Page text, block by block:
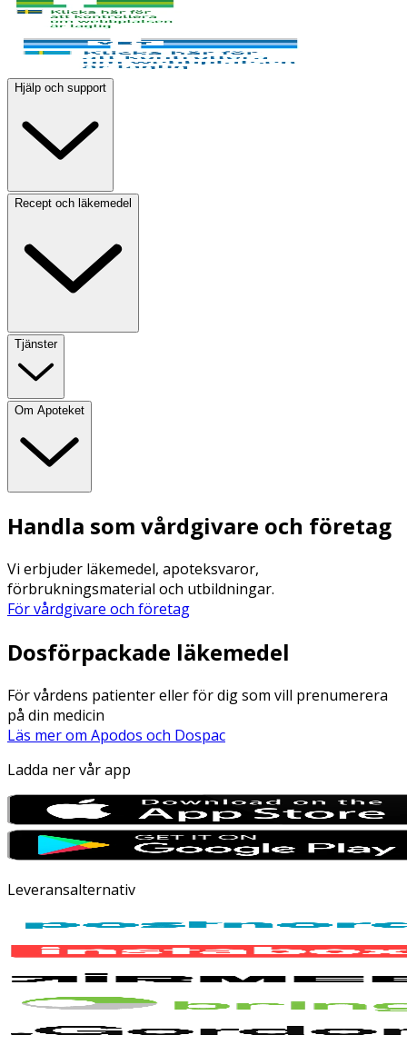
Hjälp och support
Recept och läkemedel
Tjänster
Om Apoteket
Handla som vårdgivare och företag
Vi erbjuder läkemedel, apoteksvaror,
förbrukningsmaterial och utbildningar.
För vårdgivare och företag
Dosförpackade läkemedel
För vårdens patienter eller för dig som vill prenumerera
på din medicin
Läs mer om Apodos och Dospac
Ladda ner vår app
Leveransalternativ